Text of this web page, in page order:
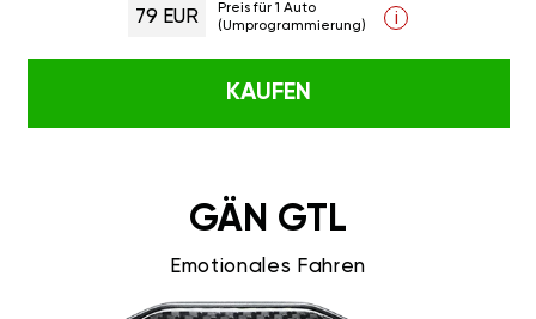
79 EUR
Preis für 1 Auto
(Umprogrammierung)
i
KAUFEN
GÄN GTL
Emotionales Fahren